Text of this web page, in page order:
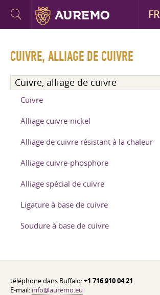
CUIVRE, ALLIAGE DE CUIVRE
Cuivre, alliage de cuivre
Cuivre
Alliage cuivre-nickel
Alliage de cuivre résistant à la chaleur
Alliage cuivre-phosphore
Alliage spécial de cuivre
Ligature à base de cuivre
Soudure à base de cuivre
téléphone dans Buffalo:+1 716 910 04 21
E-mail: info@auremo.eu
FR